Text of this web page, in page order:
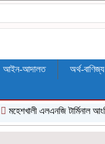
আইন-আদালত অর্থ-বাণিজ্য
মহেশখালী এলএনজি টার্মিনাল